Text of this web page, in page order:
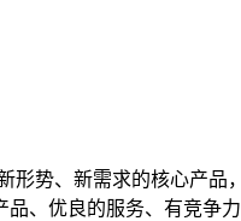
形势、新需求的核心产品
品、优良的服务、有竞争